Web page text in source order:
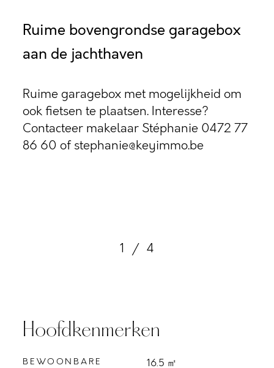
Ruime bovengrondse garagebox
aan de jachthaven
Ruime garagebox met mogelijkheid om
ook fietsen te plaatsen. Interesse?
Contacteer makelaar Stéphanie 0472 77
86 60 of stephanie@keyimmo.be
1 / 4
Hoofdkenmerken
BEWOONBARE
16.5 ㎡